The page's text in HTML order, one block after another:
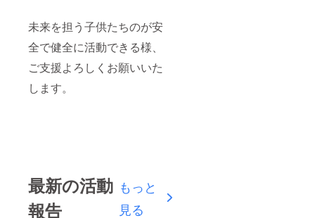
未来を担う子供たちのが安
全で健全に活動できる様、
ご支援よろしくお願いいた
します。
最新の活動
報告
もっと
見る